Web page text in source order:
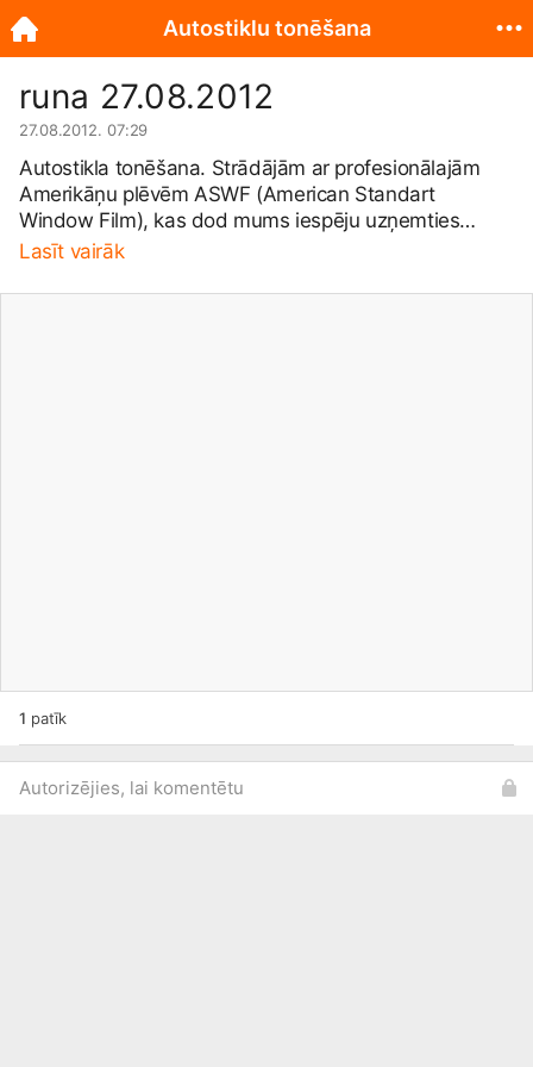
runa 27.08.2012
27.08.2012. 07:29
Autostikla tonēšana. Strādājām ar profesionālajām
Amerikāņu plēvēm ASWF (American Standart
Window Film), kas dod mums iespēju uzņemties
garantijas saistības. Adrese: Skanstes iela 3.
Lasīt vairāk
1 patīk
Autorizējies, lai komentētu
Autostiklu tonēšana